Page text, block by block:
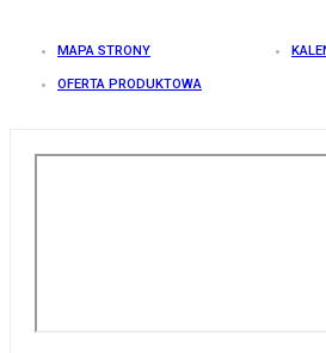
MAPA STRONY
OFERTA PRODUKTOWA